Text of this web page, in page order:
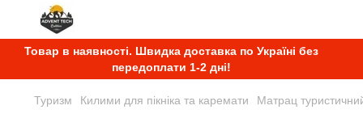
Товар в наявності. Швидка доставка по Україні без
передоплати 1-2 дні!
Туризм Килими для пікніка та каремати Матрац